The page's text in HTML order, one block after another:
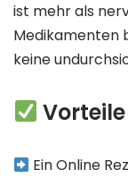
ist mehr als
Medikamenten
keine
Ein Online